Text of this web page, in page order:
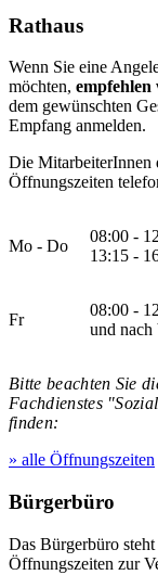
Rathaus
Wenn Sie eine
möchten,
dem gewünschten
Empfang anmelden.
Die MitarbeiterInnen
Öffnungszeiten
Mo - Do
08:00 -
13:15 -
Fr
08:00 -
und nach
Bitte beachten Sie
Fachdienstes
finden:
» alle Öffnungszeiten
Bürgerbüro
Das Bürgerbüro
Öffnungszeiten zur